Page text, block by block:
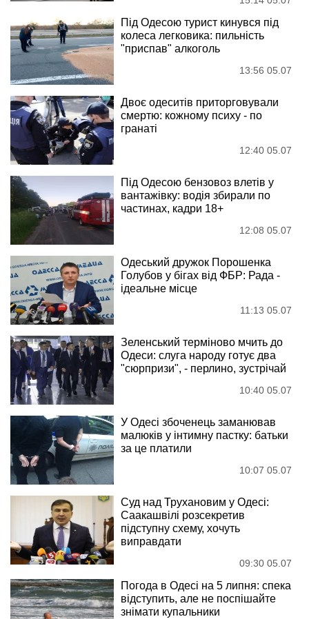
Під Одесою турист кинувся під
колеса легковика: пильність
"приспав" алкоголь
13:56 05.07
Двоє одеситів приторговували
смертю: кожному психу - по
гранаті
12:40 05.07
Під Одесою бензовоз влетів у
вантажівку: водія збирали по
частинах, кадри 18+
12:08 05.07
Одеський дружок Порошенка
Голубов у бігах від ФБР: Рада -
ідеальне місце
11:13 05.07
Зеленський терміново мчить до
Одеси: слуга народу готує два
"сюрпризи", - перлино, зустрічай
10:40 05.07
У Одесі збоченець заманював
малюків у інтимну пастку: батьки
за це платили
10:07 05.07
Суд над Трухановим у Одесі:
Саакашвілі розсекретив
підступну схему, хочуть
виправдати
09:30 05.07
Погода в Одесі на 5 липня: спека
відступить, але не поспішайте
знімати купальники